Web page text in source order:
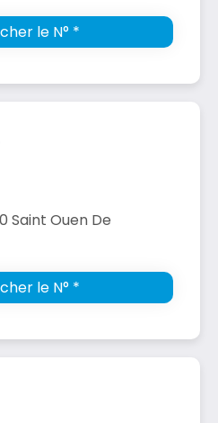
le N° *
Saint Ouen De
le N° *